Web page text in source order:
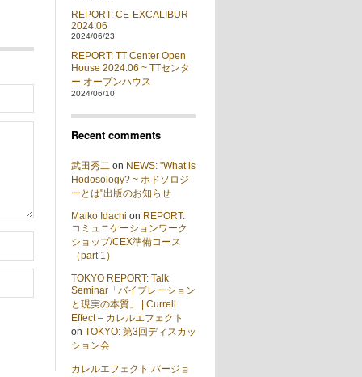
REPORT: CE-EXCALIBUR
2024.06
2024/06/23
REPORT: TT Center Open
House 2024.06 ~ TTセンタ
ー オープンハウス
2024/06/10
Recent comments
武田秀二 on NEWS: "What is
Hodosology? ~ ホドソロジ
ーとは"出版のお知らせ
Maiko Idachi on REPORT:
コミュニケーションワーク
ショップ/CEX準備コース
（part 1）
TOKYO REPORT: Talk
Seminar「バイブレーション
と現実の本質」 | Currell
Effect – カレルエフェクト
on TOKYO: 第3回ディスカッ
ション会
カレルエフェクト バージョ